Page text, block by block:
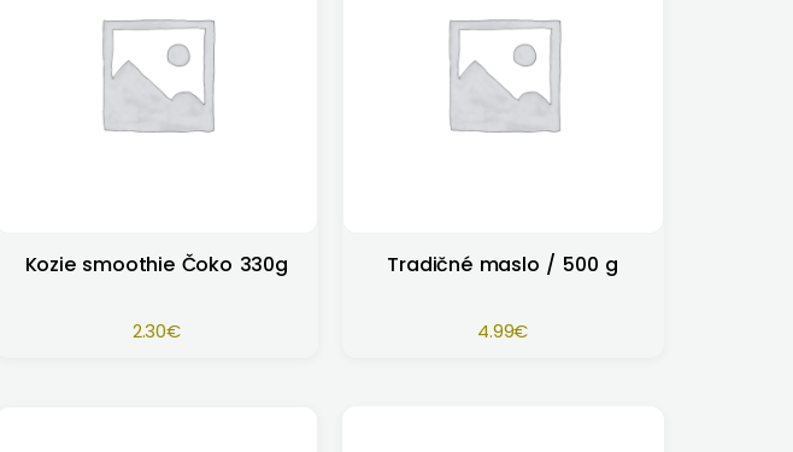
Kozie smoothie Čoko 330g
2.30€
Tradičné maslo / 500 g
4.99€